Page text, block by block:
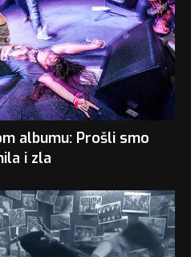
albumu: Prošli smo
i zla